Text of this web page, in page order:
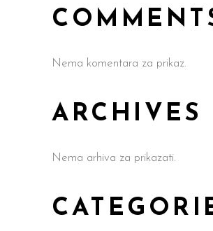
Nema komentara za prikaz.
ARCHIVES
Nema arhiva za prikazati.